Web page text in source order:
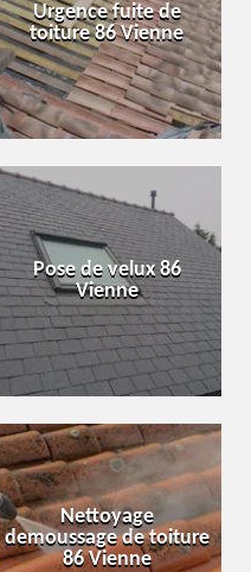
Urgence fuite de
toiture 86 Vienne
Pose de velux 86
Vienne
Nettoyage
demoussage de toiture
86 Vienne